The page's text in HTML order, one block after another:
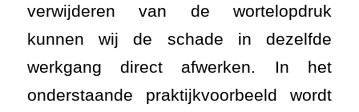
verwijderen van de wortelopdruk
kunnen wij de schade in dezelfde
werkgang direct afwerken. In het
onderstaande praktijkvoorbeeld wordt